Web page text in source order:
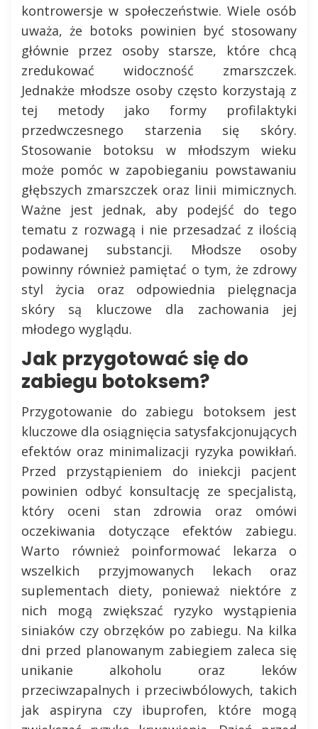
kontrowersje w społeczeństwie. Wiele osób
uważa, że botoks powinien być stosowany
głównie przez osoby starsze, które chcą
zredukować widoczność zmarszczek.
Jednakże młodsze osoby często korzystają z
tej metody jako formy profilaktyki
przedwczesnego starzenia się skóry.
Stosowanie botoksu w młodszym wieku
może pomóc w zapobieganiu powstawaniu
głębszych zmarszczek oraz linii mimicznych.
Ważne jest jednak, aby podejść do tego
tematu z rozwagą i nie przesadzać z ilością
podawanej substancji. Młodsze osoby
powinny również pamiętać o tym, że zdrowy
styl życia oraz odpowiednia pielęgnacja
skóry są kluczowe dla zachowania jej
młodego wyglądu.
Jak przygotować się do
zabiegu botoksem?
Przygotowanie do zabiegu botoksem jest
kluczowe dla osiągnięcia satysfakcjonujących
efektów oraz minimalizacji ryzyka powikłań.
Przed przystąpieniem do iniekcji pacjent
powinien odbyć konsultację ze specjalistą,
który oceni stan zdrowia oraz omówi
oczekiwania dotyczące efektów zabiegu.
Warto również poinformować lekarza o
wszelkich przyjmowanych lekach oraz
suplementach diety, ponieważ niektóre z
nich mogą zwiększać ryzyko wystąpienia
siniaków czy obrzęków po zabiegu. Na kilka
dni przed planowanym zabiegiem zaleca się
unikanie alkoholu oraz leków
przeciwzapalnych i przeciwbólowych, takich
jak aspiryna czy ibuprofen, które mogą